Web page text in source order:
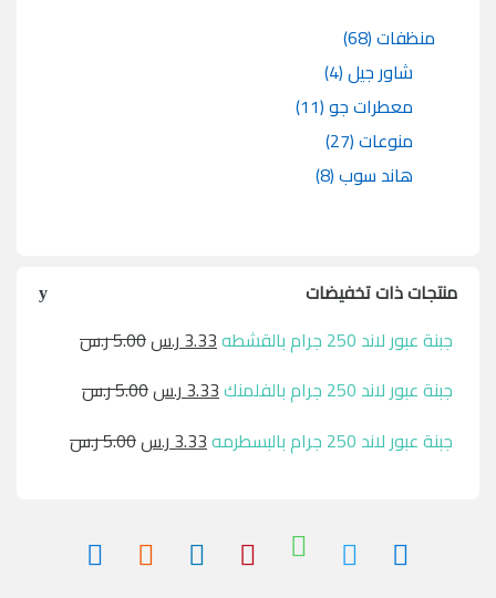
منظفات(68)
شاور جيل(4)
معطرات جو(11)
منوعات(27)
هاند سوب(8)
منتجات ذات تخفيضات
جبنة عبور لاند 250 جرام بالقشطه
3.33ر.س5.00ر.س
جبنة عبور لاند 250 جرام بالفلمنك
3.33ر.س5.00ر.س
جبنة عبور لاند 250 جرام بالبسطرمه
3.33ر.س5.00ر.س